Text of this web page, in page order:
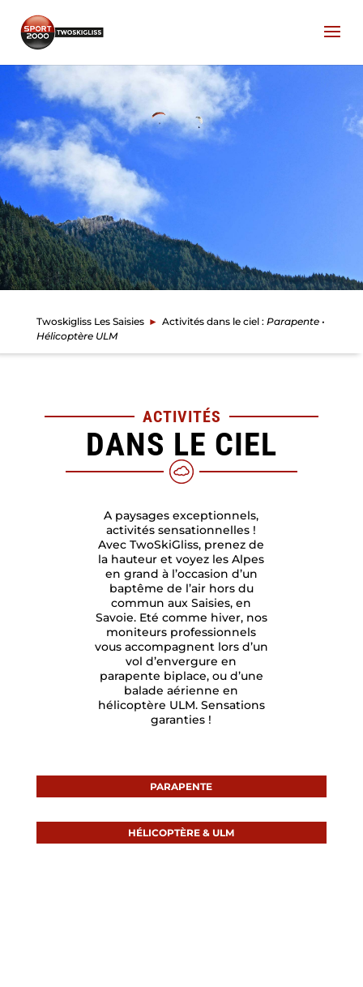
Twoskigliss Les Saisies ► Activités dans le ciel : Parapente •
Hélicoptère ULM
ACTIVITÉS
DANS LE CIEL
A paysages exceptionnels,
activités sensationnelles !
Avec TwoSkiGliss, prenez de
la hauteur et voyez les Alpes
en grand à l’occasion d’un
baptême de l’air hors du
commun aux Saisies, en
Savoie. Eté comme hiver, nos
moniteurs professionnels
vous accompagnent lors d’un
vol d’envergure en
parapente biplace, ou d’une
balade aérienne en
hélicoptère ULM. Sensations
garanties !
PARAPENTE
HÉLICOPTÈRE & ULM